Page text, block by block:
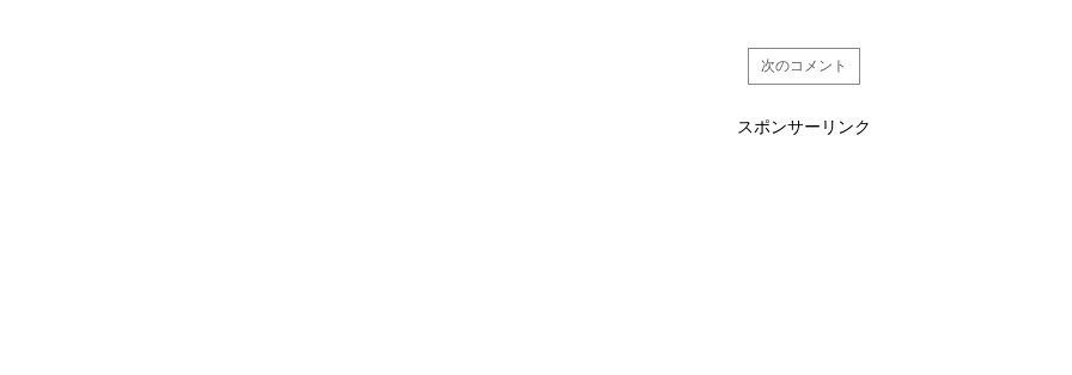
次のコメント
スポンサーリンク